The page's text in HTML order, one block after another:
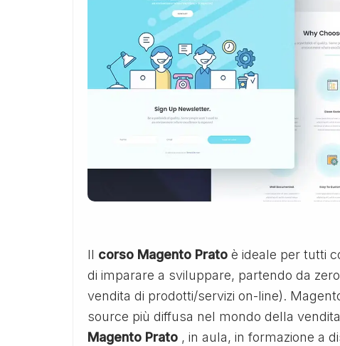
Il corso Magento Prato è ideale per tutti
di imparare a sviluppare, partendo da
vendita di prodotti/servizi on-line).
source più diffusa nel mondo della
Magento Prato , in aula, in formazione a